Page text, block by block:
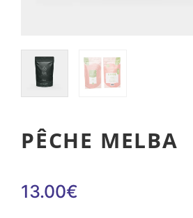
PÊCHE MELBA
13.00€